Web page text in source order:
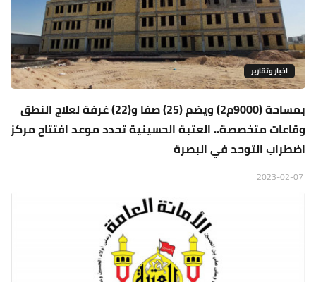
اخبار وتقارير
بمساحة (9000م2) ويضم (25) صفا و(22) غرفة لعلاج النطق
وقاعات متخصصة.. العتبة الحسينية تحدد موعد افتتاح مركز
اضطراب التوحد في البصرة